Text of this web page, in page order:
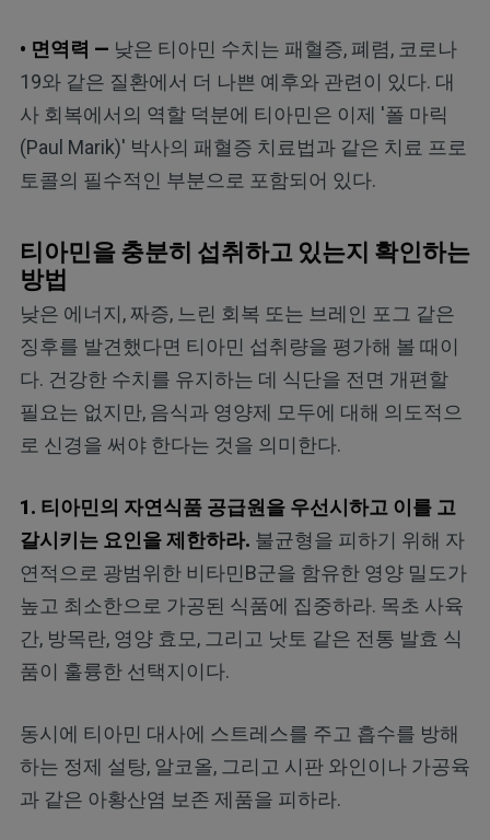
• 면역력 — 낮은 티아민 수치는 패혈증, 폐렴, 코로나
19와 같은 질환에서 더 나쁜 예후와 관련이 있다. 대
사 회복에서의 역할 덕분에 티아민은 이제 '폴 마릭
(Paul Marik)' 박사의 패혈증 치료법과 같은 치료 프로
토콜의 필수적인 부분으로 포함되어 있다.
티아민을 충분히 섭취하고 있는지 확인하는
방법
낮은 에너지, 짜증, 느린 회복 또는 브레인 포그 같은
징후를 발견했다면 티아민 섭취량을 평가해 볼 때이
다. 건강한 수치를 유지하는 데 식단을 전면 개편할
필요는 없지만, 음식과 영양제 모두에 대해 의도적으
로 신경을 써야 한다는 것을 의미한다.
1. 티아민의 자연식품 공급원을 우선시하고 이를 고
갈시키는 요인을 제한하라. 불균형을 피하기 위해 자
연적으로 광범위한 비타민B군을 함유한 영양 밀도가
높고 최소한으로 가공된 식품에 집중하라. 목초 사육
간, 방목란, 영양 효모, 그리고 낫토 같은 전통 발효 식
품이 훌륭한 선택지이다.
동시에 티아민 대사에 스트레스를 주고 흡수를 방해
하는 정제 설탕, 알코올, 그리고 시판 와인이나 가공육
과 같은 아황산염 보존 제품을 피하라.